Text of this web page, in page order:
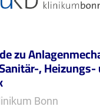
zu
, Heizungs-
Bonn